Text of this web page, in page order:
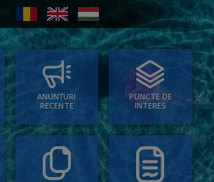
ANUNȚURI
RECENTE
PUNCTE DE
INTERES